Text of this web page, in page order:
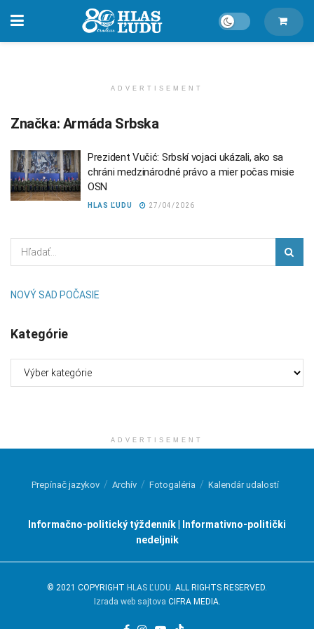
ADVERTISEMENT
Značka: Armáda Srbska
Prezident Vučić: Srbskí vojaci ukázali, ako sa
chráni medzinárodné právo a mier počas misie
OSN
HLAS ĽUDU 27/04/2026
NOVÝ SAD POČASIE
Kategórie
ADVERTISEMENT
Prepínač jazykov Archív Fotogaléria Kalendár udalostí
Informačno-politický týždenník | Informativno-politički
nedeljnik
© 2021 COPYRIGHT HLAS ĽUDU. ALL RIGHTS RESERVED.
Izrada web sajtova CIFRA MEDIA.